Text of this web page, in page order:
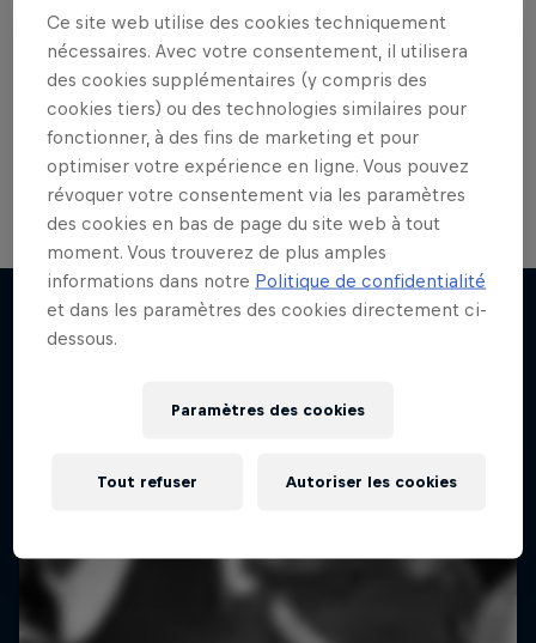
Ce site web utilise des cookies techniquement
nécessaires. Avec votre consentement, il utilisera
des cookies supplémentaires (y compris des
cookies tiers) ou des technologies similaires pour
fonctionner, à des fins de marketing et pour
optimiser votre expérience en ligne. Vous pouvez
révoquer votre consentement via les paramètres
des cookies en bas de page du site web à tout
moment. Vous trouverez de plus amples
informations dans notre Politique de confidentialité
et dans les paramètres des cookies directement ci-
dessous.
Paramètres des cookies
Tout refuser Autoriser les cookies